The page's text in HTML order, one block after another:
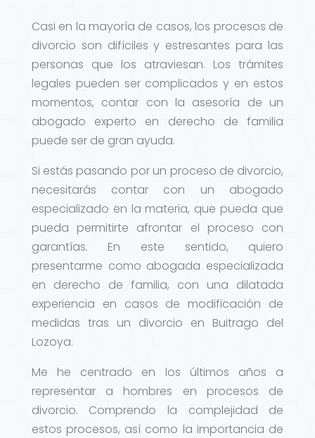
Casi en la mayoría de casos, los procesos de
divorcio son difíciles y estresantes para las
personas que los atraviesan. Los trámites
legales pueden ser complicados y en estos
momentos, contar con la asesoría de un
abogado experto en derecho de familia
puede ser de gran ayuda.
Si estás pasando por un proceso de divorcio,
necesitarás contar con un abogado
especializado en la materia, que pueda que
pueda permitirte afrontar el proceso con
garantías. En este sentido, quiero
presentarme como abogada especializada
en derecho de familia, con una dilatada
experiencia en casos de modificación de
medidas tras un divorcio en Buitrago del
Lozoya.
Me he centrado en los últimos años a
representar a hombres en procesos de
divorcio. Comprendo la complejidad de
estos procesos, así como la importancia de